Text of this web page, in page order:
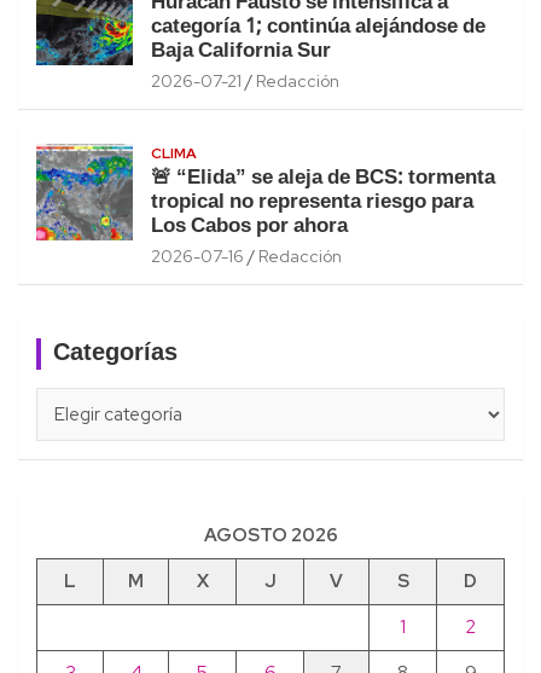
categoría 1; continúa alejándose de
Baja California Sur
2026-07-21 Redacción
CLIMA
🚨 “Elida” se aleja de BCS: tormenta
tropical no representa riesgo para
Los Cabos por ahora
2026-07-16 Redacción
Categorías
AGOSTO 2026
L
M X J V S
D
1
2